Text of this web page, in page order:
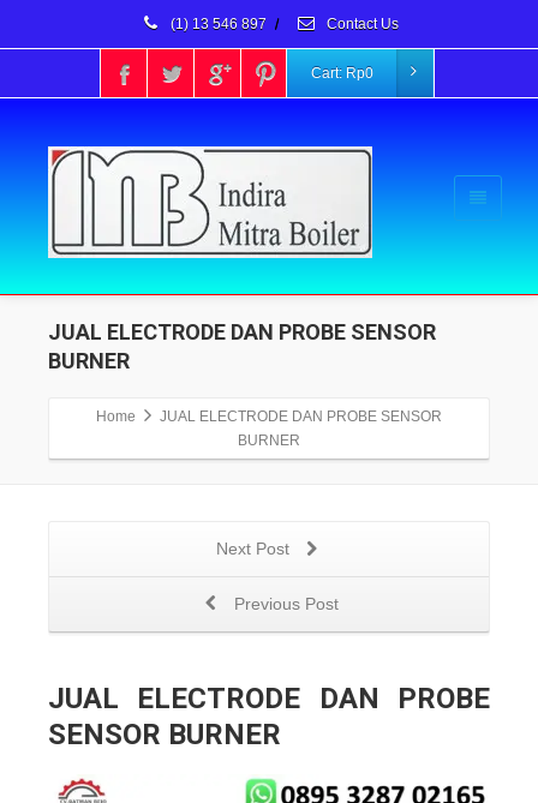
(1) 13 546 897 / Contact Us
Cart: Rp0
JUAL ELECTRODE DAN PROBE SENSOR
BURNER
Home
JUAL ELECTRODE DAN PROBE SENSOR
BURNER
Next Post
Previous Post
JUAL ELECTRODE DAN PROBE
SENSOR BURNER